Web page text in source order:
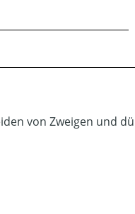
von Zweigen und